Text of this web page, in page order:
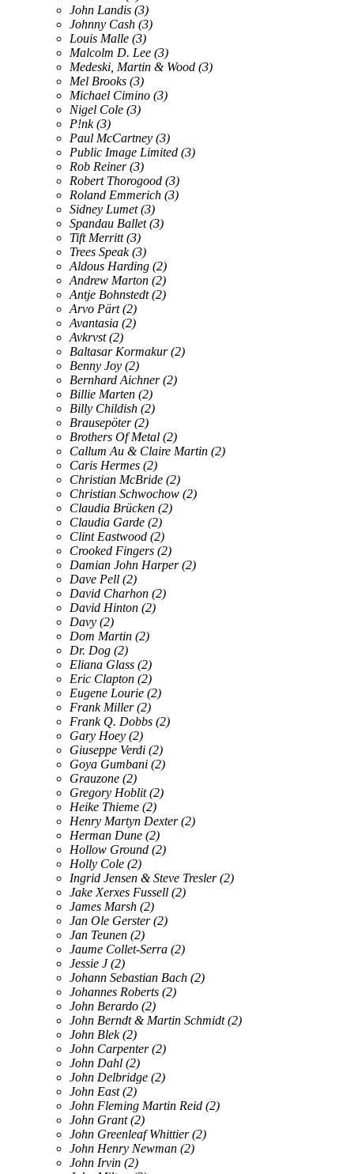
John Landis (3)
Johnny Cash (3)
Louis Malle (3)
Malcolm D. Lee (3)
Medeski, Martin & Wood (3)
Mel Brooks (3)
Michael Cimino (3)
Nigel Cole (3)
P!nk (3)
Paul McCartney (3)
Public Image Limited (3)
Rob Reiner (3)
Robert Thorogood (3)
Roland Emmerich (3)
Sidney Lumet (3)
Spandau Ballet (3)
Tift Merritt (3)
Trees Speak (3)
Aldous Harding (2)
Andrew Marton (2)
Antje Bohnstedt (2)
Arvo Pärt(2)
Avantasia (2)
Avkrvst (2)
Baltasar Kormakur (2)
Benny Joy (2)
Bernhard Aichner (2)
Billie Marten (2)
Billy Childish (2)
Brausepöter (2)
Brothers Of Metal (2)
Callum Au & Claire Martin (2)
Caris Hermes (2)
Christian McBride (2)
Christian Schwochow (2)
Claudia Brücken (2)
Claudia Garde (2)
Clint Eastwood (2)
Crooked Fingers (2)
Damian John Harper (2)
Dave Pell (2)
David Charhon (2)
David Hinton (2)
Davy (2)
Dom Martin (2)
Dr. Dog (2)
Eliana Glass (2)
Eric Clapton (2)
Eugene Lourie (2)
Frank Miller (2)
Frank Q. Dobbs (2)
Gary Hoey (2)
Giuseppe Verdi (2)
Goya Gumbani (2)
Grauzone (2)
Gregory Hoblit (2)
Heike Thieme (2)
Henry Martyn Dexter (2)
Herman Dune (2)
Hollow Ground (2)
Holly Cole (2)
Ingrid Jensen & Steve Tresler (2)
Jake Xerxes Fussell (2)
James Marsh (2)
Jan Ole Gerster (2)
Jan Teunen (2)
Jaume Collet-Serra (2)
Jessie J (2)
Johann Sebastian Bach (2)
Johannes Roberts (2)
John Berardo (2)
John Berndt & Martin Schmidt (2)
John Blek (2)
John Carpenter (2)
John Dahl (2)
John Delbridge (2)
John East (2)
John Fleming Martin Reid (2)
John Grant (2)
John Greenleaf Whittier (2)
John Henry Newman (2)
John Irvin (2)